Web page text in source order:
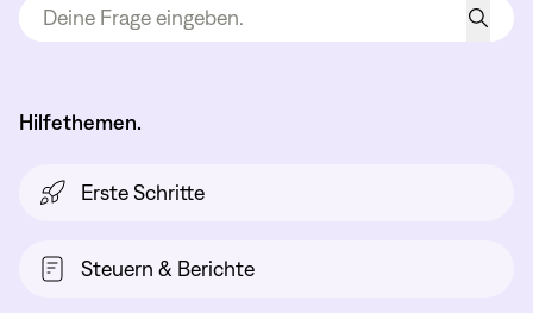
Hilfethemen.
Erste Schritte
Steuern & Berichte